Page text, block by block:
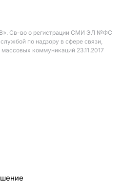
Св-во о регистрации СМИ ЭЛ №ФС
по надзору в сфере связи,
коммуникаций 23.11.2017